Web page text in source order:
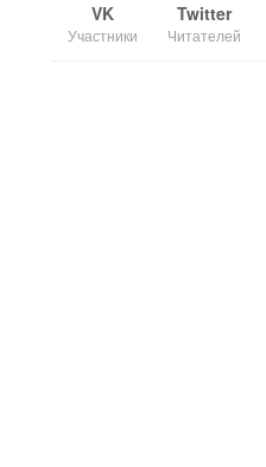
VK
Участники
Twitter
Читателей